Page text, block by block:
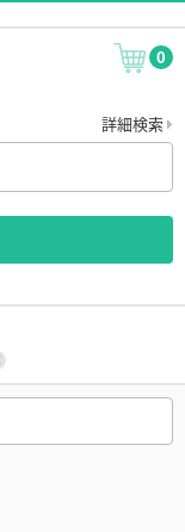
0
詳細検索